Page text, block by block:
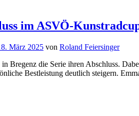
im ASVÖ-
März 2025 von Roland Feiersinger
Bregenz die Serie ihren Abschluss.
Bestleistung deutlich steigern.